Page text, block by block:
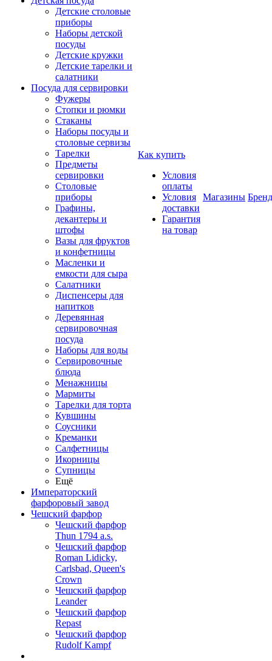
Детские столовые
приборы
Наборы детской
посуды
Детские кружки
Детские тарелки и
салатники
Посуда для сервировки
Фужеры
Стопки и рюмки
Стаканы
Наборы посуды и
столовые сервизы
Тарелки
Предметы
сервировки
Столовые
приборы
Графины,
декантеры и
штофы
Вазы для фруктов
и конфетницы
Масленки и
емкости для сыра
Салатники
Диспенсеры для
напитков
Деревянная
сервировочная
посуда
Наборы для воды
Сервировочные
блюда
Менажницы
Мармиты
Тарелки для торта
Кувшины
Соусники
Креманки
Салфетницы
Икорницы
Супницы
Ещё
Императорский
фарфоровый завод
Чешский фарфор
Чешский фарфор
Thun 1794 a.s.
Чешский фарфор
Roman Lidicky,
Carlsbad, Queen's
Crown
Чешский фарфор
Leander
Чешский фарфор
Repast
Чешский фарфор
Rudolf Kampf
Как купить
Условия
оплаты
Условия
доставки
Гарантия
на товар
Магазины